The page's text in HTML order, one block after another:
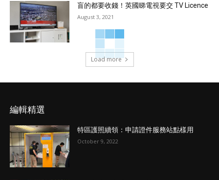
盲的都要收錢！英國睇電視要交 TV Licence
August 3, 2021
Load more
編輯精選
特區護照續領：申請證件服務站點樣用
October 9, 2022